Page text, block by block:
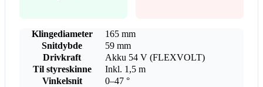
Klingediameter
165 mm
Snitdybde
59 mm
Drivkraft
Akku 54 V (FLEXVOLT)
Til styreskinne
Inkl. 1,5 m
Vinkelsnit
0–47 °